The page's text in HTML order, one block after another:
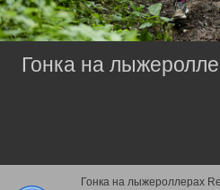
Гонка на лыжероллерах
Гонка на